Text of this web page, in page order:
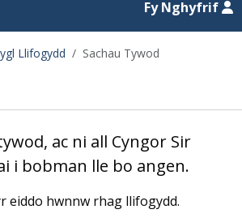
Fy Nghyfrif
Llifogydd Sachau Tywod
ac ni all Cyngor Sir
i bobman lle bo angen.
eiddo hwnnw rhag llifogydd.